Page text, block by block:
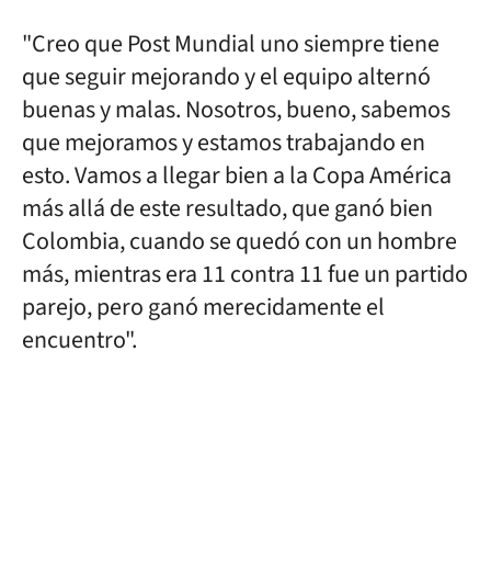
"Creo que Post Mundial uno siempre tiene
que seguir mejorando y el equipo alternó
buenas y malas. Nosotros, bueno, sabemos
que mejoramos y estamos trabajando en
esto. Vamos a llegar bien a la Copa América
más allá de este resultado, que ganó bien
Colombia, cuando se quedó con un hombre
más, mientras era 11 contra 11 fue un partido
parejo, pero ganó merecidamente el
encuentro".